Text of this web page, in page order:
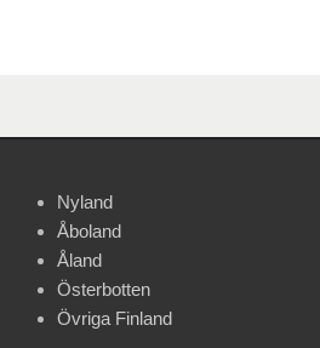
Nyland
Åboland
Åland
Österbotten
Övriga Finland